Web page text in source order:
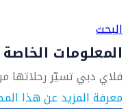
البحث
المعلومات
فلاي دبي تسيّر رحلاتها
معرفة المزيد عن هذا